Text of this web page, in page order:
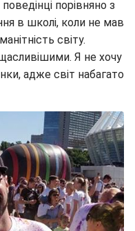
порівняно з
в школі, коли не мав
світу.
Я не хочу
адже світ набагато